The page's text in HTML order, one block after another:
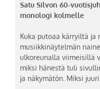
Satu Silvon 60-
monologi kolmelle
Kuka putoaa kärryiltä ja
musiikkinäytelmän
ulkoreunalla viimeisillä
miksi hänestä tuli
ja näkymätön. Miksi